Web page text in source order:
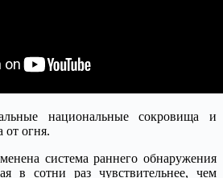
национальные сокровища и
от огня.
система раннего обнаружения
в сотни раз чувствительнее, чем